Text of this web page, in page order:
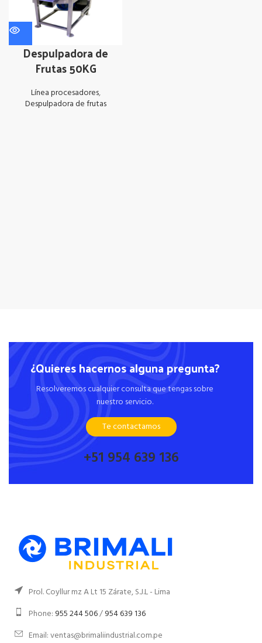
Despulpadora de
Frutas 50KG
Línea procesadores,
Despulpadora de frutas
¿Quieres hacernos alguna pregunta?
Resolveremos cualquier consulta que tengas sobre
nuestro servicio.
Te contactamos
+51 954 639 136
Prol. Coyllur mz A Lt 15 Zárate, S.J.L - Lima
Phone: 955 244 506/954 639 136
Email: ventas@brimaliindustrial.com.pe